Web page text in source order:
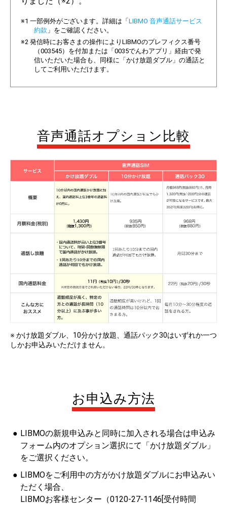
※1 一部例外がございます。詳細は「LIBMO 音声通話サービス
約款 」をご確認ください。
※2 発信時にお客さまの操作によりLIBMOのプレフィクス番号
（003545）を付加または「0035でんわアプリ」経由で発
信いただいた場合も、同様に「かけ放題ダブル」の通話と
してご利用いただけます。
音声通話オプション比較
※ かけ放題ダブル、10分かけ放題、通話パック30はいずれか一つ
しかお申込みいただけません。
お申込み方法
LIBMOの新規申込みと同時に加入される場合は申込み
フォーム内のオプション選択にて「かけ放題ダブル」
をご選択ください。
LIBMOをご利用中の方がかけ放題ダブルにお申込みい
ただく場合、
LIBMOお客様センター（0120-27-1146[受付時間